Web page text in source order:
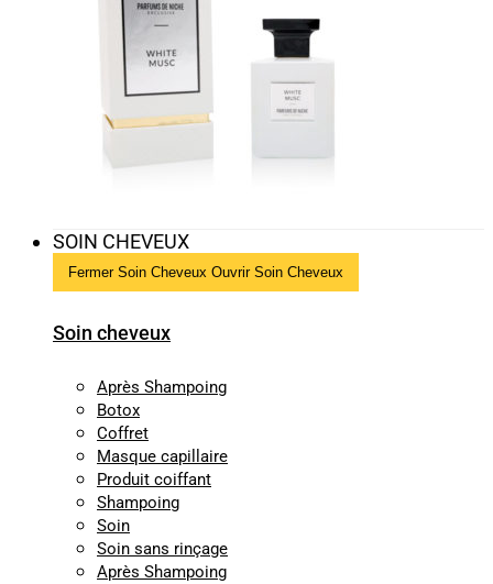
SOIN CHEVEUX
Fermer Soin Cheveux Ouvrir Soin Cheveux
Soin cheveux
Après Shampoing
Botox
Coffret
Masque capillaire
Produit coiffant
Shampoing
Soin
Soin sans rinçage
Après Shampoing